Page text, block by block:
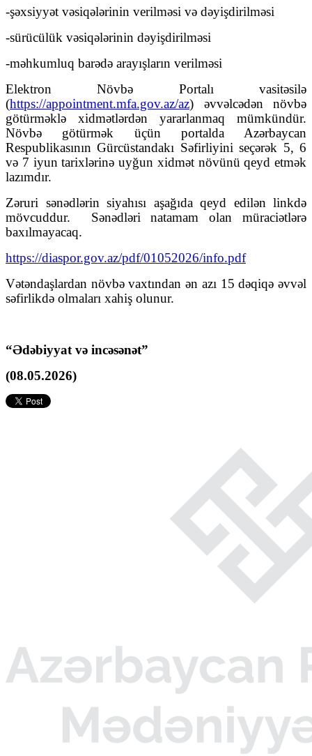
-şəxsiyyət vəsiqələrinin verilməsi və dəyişdirilməsi
-sürücülük vəsiqələrinin dəyişdirilməsi
-məhkumluq barədə arayışların verilməsi
Elektron Növbə Portalı vasitəsilə
(https://appointment.mfa.gov.az/az) əvvəlcədən növbə
götürməklə xidmətlərdən yararlanmaq mümkündür.
Növbə götürmək üçün portalda Azərbaycan
Respublikasının Gürcüstandakı Səfirliyini seçərək 5, 6
və 7 iyun tarixlərinə uyğun xidmət növünü qeyd etmək
lazımdır.
Zəruri sənədlərin siyahısı aşağıda qeyd edilən linkdə
mövcuddur.
Sənədləri natamam olan müraciətlərə
baxılmayacaq.
https://diaspor.gov.az/pdf/01052026/info.pdf
Vətəndaşlardan növbə vaxtından ən azı 15 dəqiqə əvvəl
səfirlikdə olmaları xahiş olunur.
“Ədəbiyyat və incəsənət”
(08.05.2026)